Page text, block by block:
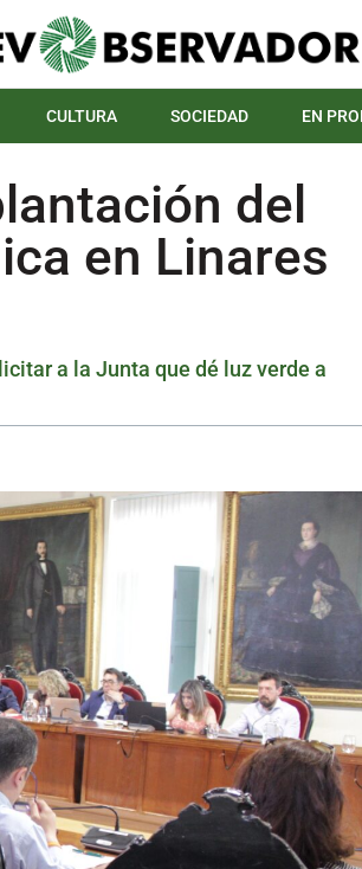
CULTURA SOCIEDAD EN
del
en Linares
a la Junta que dé luz verde a